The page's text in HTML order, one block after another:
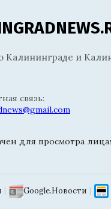
Калининграде и
связь:
для просмотра
| Google.Новости |